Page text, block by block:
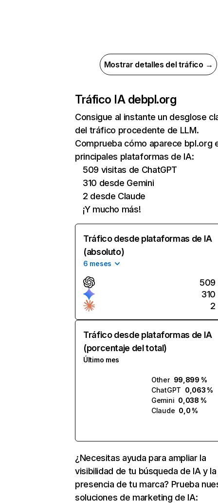
Mostrar detalles del tráfico →
Tráfico IA debpl.org
Consigue al instante un desglose
del tráfico procedente de LLM.
Comprueba cómo aparece bpl.org
principales plataformas de IA:
509 visitas de ChatGPT
310 desde Gemini
2 desde Claude
¡Y mucho más!
Tráfico desde plataformas de IA
(absoluto)
6 meses
509
310
2
Tráfico desde plataformas de IA
(porcentaje del total)
Último mes
Other 99,899 %
ChatGPT 0,063 %
Gemini 0,038 %
Claude 0,0 %
¿Necesitas ayuda para ampliar la
visibilidad de tu búsqueda de IA y la
presencia de tu marca? Prueba
soluciones de marketing de IA: